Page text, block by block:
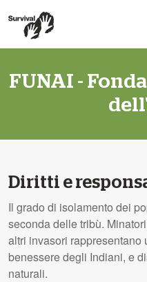
FUNAI -
Diritti e
Il grado di isolamento dei
seconda delle tribù.
altri invasori rappresentano
benessere degli Indiani, e
naturali.